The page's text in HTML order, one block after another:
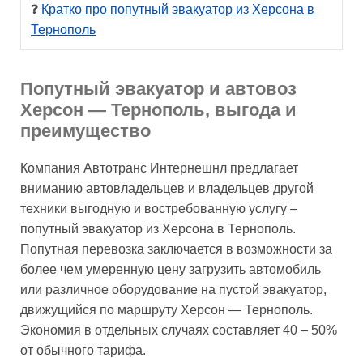
❓ Кратко про попутный эвакуатор из Херсона в
Тернополь
Попутный эвакуатор и автовоз
Херсон — Тернополь, выгода и
преимущество
Компания Автотранс Интернешнл предлагает
вниманию автовладельцев и владельцев другой
техники выгодную и востребованную услугу –
попутный эвакуатор из Херсона в Тернополь.
Попутная перевозка заключается в возможности за
более чем умеренную цену загрузить автомобиль
или различное оборудование на пустой эвакуатор,
движущийся по маршруту Херсон — Тернополь.
Экономия в отдельных случаях составляет 40 – 50%
от обычного тарифа.